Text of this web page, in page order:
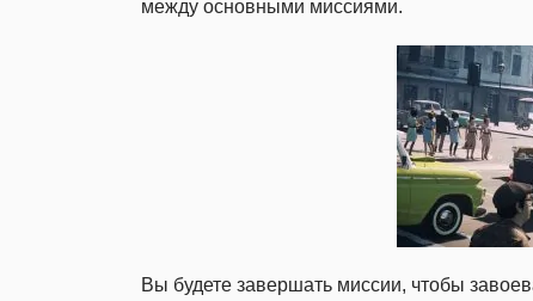
между основными миссиями.
Вы будете завершать миссии, чтобы